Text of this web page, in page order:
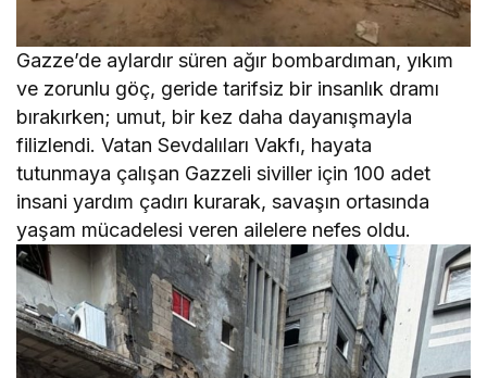
Gazze’de aylardır süren ağır bombardıman, yıkım
ve zorunlu göç, geride tarifsiz bir insanlık dramı
bırakırken; umut, bir kez daha dayanışmayla
filizlendi. Vatan Sevdalıları Vakfı, hayata
tutunmaya çalışan Gazzeli siviller için 100 adet
insani yardım çadırı kurarak, savaşın ortasında
yaşam mücadelesi veren ailelere nefes oldu.